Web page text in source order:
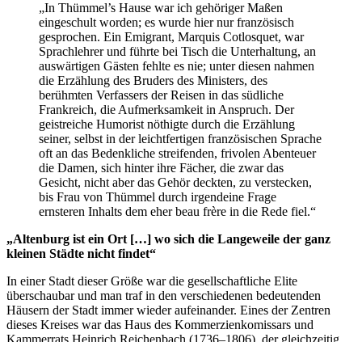
„In Thümmel’s Hause war ich gehöriger Maßen
eingeschult worden; es wurde hier nur französisch
gesprochen. Ein Emigrant, Marquis Cotlosquet, war
Sprachlehrer und führte bei Tisch die Unterhaltung, an
auswärtigen Gästen fehlte es nie; unter diesen nahmen
die Erzählung des Bruders des Ministers, des
berühmten Verfassers der Reisen in das südliche
Frankreich, die Aufmerksamkeit in Anspruch. Der
geistreiche Humorist nöthigte durch die Erzählung
seiner, selbst in der leichtfertigen französischen Sprache
oft an das Bedenkliche streifenden, frivolen Abenteuer
die Damen, sich hinter ihre Fächer, die zwar das
Gesicht, nicht aber das Gehör deckten, zu verstecken,
bis Frau von Thümmel durch irgendeine Frage
ernsteren Inhalts dem eher beau frère in die Rede fiel.“
„Altenburg ist ein Ort […] wo sich die Langeweile der ganz
kleinen Städte nicht findet“
In einer Stadt dieser Größe war die gesellschaftliche Elite
überschaubar und man traf in den verschiedenen bedeutenden
Häusern der Stadt immer wieder aufeinander. Eines der Zentren
dieses Kreises war das Haus des Kommerzienkomissars und